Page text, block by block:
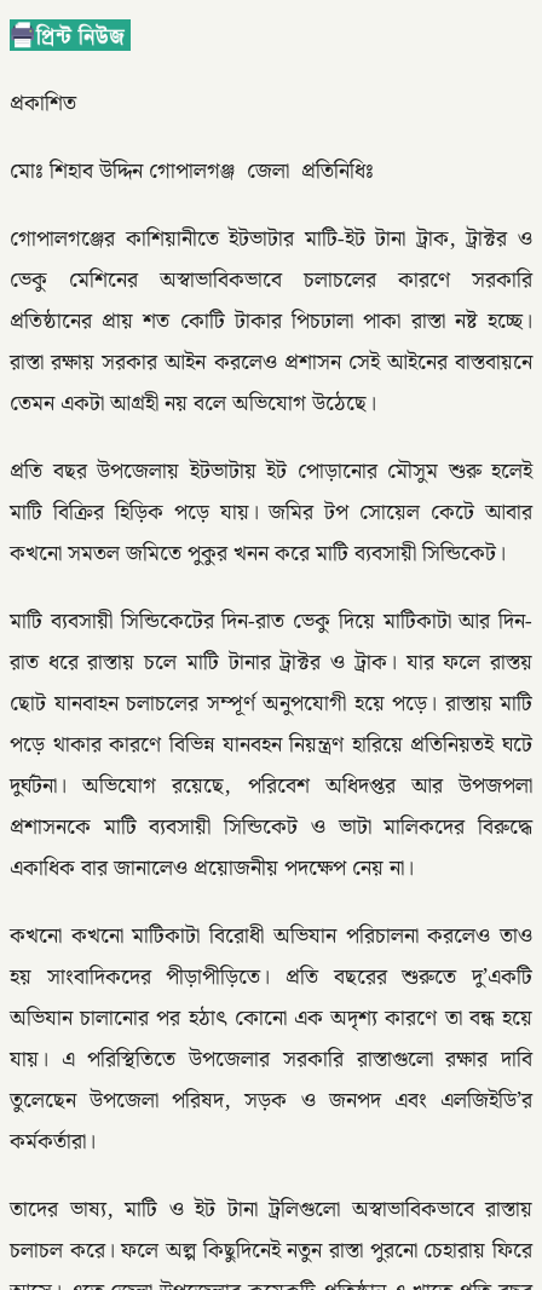
প্রকাশিত
মোঃ শিহাব উদ্দিন গোপালগঞ্জ জেলা প্রতিনিধিঃ
গোপালগঞ্জের কাশিয়ানীতে ইটভাটার মাটি-ইট টানা ট্রাক, ট্রাক্টর ও
ভেকু মেশিনের অস্বাভাবিকভাবে চলাচলের কারণে সরকারি
প্রতিষ্ঠানের প্রায় শত কোটি টাকার পিচঢালা পাকা রাস্তা নষ্ট হচ্ছে।
রাস্তা রক্ষায় সরকার আইন করলেও প্রশাসন সেই আইনের বাস্তবায়নে
তেমন একটা আগ্রহী নয় বলে অভিযোগ উঠেছে।
প্রতি বছর উপজেলায় ইটভাটায় ইট পোড়ানোর মৌসুম শুরু হলেই
মাটি বিক্রির হিড়িক পড়ে যায়। জমির টপ সোয়েল কেটে আবার
কখনো সমতল জমিতে পুকুর খনন করে মাটি ব্যবসায়ী সিন্ডিকেট।
মাটি ব্যবসায়ী সিন্ডিকেটের দিন-রাত ভেকু দিয়ে মাটিকাটা আর দিন-
রাত ধরে রাস্তায় চলে মাটি টানার ট্রাক্টর ও ট্রাক। যার ফলে রাস্তয়
ছোট যানবাহন চলাচলের সম্পূর্ণ অনুপযোগী হয়ে পড়ে। রাস্তায় মাটি
পড়ে থাকার কারণে বিভিন্ন যানবহন নিয়ন্ত্রণ হারিয়ে প্রতিনিয়তই ঘটে
দুর্ঘটনা। অভিযোগ রয়েছে, পরিবেশ অধিদপ্তর আর উপজপলা
প্রশাসনকে মাটি ব্যবসায়ী সিন্ডিকেট ও ভাটা মালিকদের বিরুদ্ধে
একাধিক বার জানালেও প্রয়োজনীয় পদক্ষেপ নেয় না।
কখনো কখনো মাটিকাটা বিরোধী অভিযান পরিচালনা করলেও তাও
হয় সাংবাদিকদের পীড়াপীড়িতে। প্রতি বছরের শুরুতে দু’একটি
অভিযান চালানোর পর হঠাৎ কোনো এক অদৃশ্য কারণে তা বন্ধ হয়ে
যায়। এ পরিস্থিতিতে উপজেলার সরকারি রাস্তাগুলো রক্ষার দাবি
তুলেছেন উপজেলা পরিষদ, সড়ক ও জনপদ এবং এলজিইডি’র
কর্মকর্তারা।
তাদের ভাষ্য, মাটি ও ইট টানা ট্রলিগুলো অস্বাভাবিকভাবে রাস্তায়
চলাচল করে। ফলে অল্প কিছুদিনেই নতুন রাস্তা পুরনো চেহারায় ফিরে